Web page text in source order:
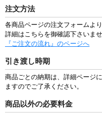
注文方法
各商品ページの注文フォームよ
詳細はこちらを御確認下さいませ
『ご注文の流れ』のページへ
引き渡し時期
商品ごとの納期は、詳細ページ
ますのでご了承ください。
商品以外の必要料金